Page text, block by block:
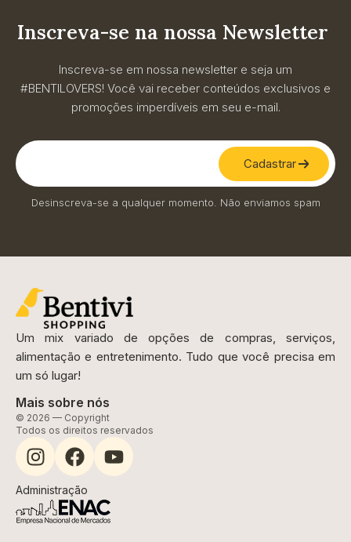
Inscreva-se na nossa Newsletter
Inscreva-se em nossa newsletter e seja um
#BENTILOVERS! Você vai receber conteúdos exclusivos e
promoções imperdíveis em seu e-mail.
Cadastrar
Desinscreva-se a qualquer momento. Não enviamos spam
Um mix variado de opções de compras, serviços,
alimentação e entretenimento. Tudo que você precisa em
um só lugar!
Mais sobre nós
© 2026 — Copyright
Todos os direitos reservados
Administração